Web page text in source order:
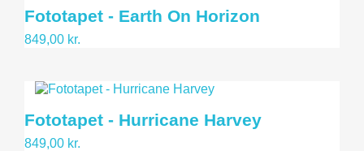
Fototapet - Earth On Horizon
849,00 kr.
Fototapet - Hurricane Harvey
849,00 kr.